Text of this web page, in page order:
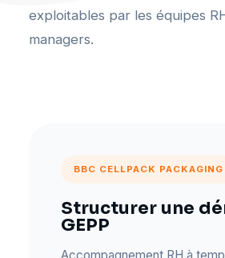
exploitables par les équipes
managers.
BBC CELLPACK PACKAGING
Structurer une
GEPP
Accompagnement RH à